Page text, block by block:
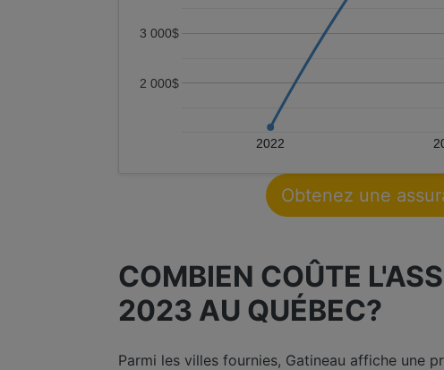
2022
2 000$
3 000$
Obtenez une
COMBIEN COÛTE
2023 AU QUÉBEC?
Parmi les villes fournies, Gatineau affiche une